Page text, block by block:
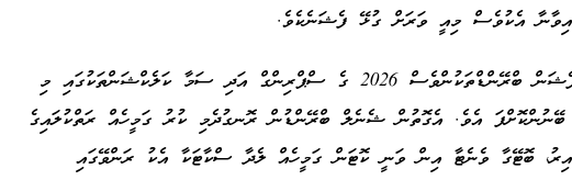
އެކުވެސް މިއީ ވަރަށް ގުޅޭ ފެޝަނެކެވެ.
ދުނިޔޭގެ އެންމެ މަޝްހޫރު ފެޝަން ބްރޭންޑްތަކުންވެސް 2026 ގެ ސްޕްރިންގް އަދި ސަމާ ކަލެކްޝަންތަކުގައި މި
އެވެ. އެގޮތުން ޝެނެލް ބްރޭންޑުން ރޮނގުދެމި ކުރު ގަމީހެއް ރަތްކުލައިގެ
ބޮޓޭގާ ވެނެޓާ އިން ވަނީ ކޮޓަން ގަމީހެއް ލެދާ ސްކާޓަކާ އެކު ރަންވޭގައި